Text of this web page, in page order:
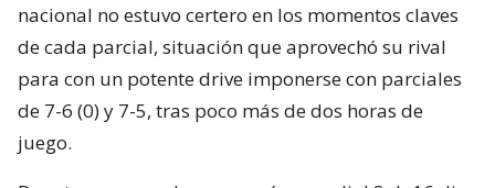
nacional no estuvo certero en los momentos claves
de cada parcial, situación que aprovechó su rival
para con un potente drive imponerse con parciales
de 7-6 (0) y 7-5, tras poco más de dos horas de
juego.